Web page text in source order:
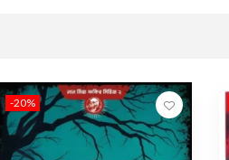
-20%